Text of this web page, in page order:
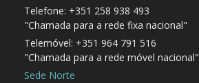
Telefone: +351 258 938 493
"Chamada para a rede fixa nacional"
Telemóvel: +351 964 791 516
"Chamada para a rede móvel nacional"
Sede Norte